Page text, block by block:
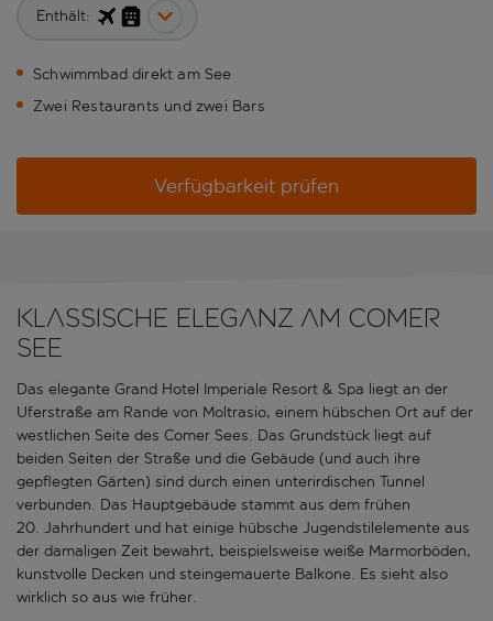
Enthält:
Schwimmbad direkt am See
Zwei Restaurants und zwei Bars
Verfügbarkeit prüfen
Klassische Eleganz am Comer
See
Das elegante Grand Hotel Imperiale Resort & Spa liegt an der
Uferstraße am Rande von Moltrasio, einem hübschen Ort auf der
westlichen Seite des Comer Sees. Das Grundstück liegt auf
beiden Seiten der Straße und die Gebäude (und auch ihre
gepflegten Gärten) sind durch einen unterirdischen Tunnel
verbunden. Das Hauptgebäude stammt aus dem frühen
20. Jahrhundert und hat einige hübsche Jugendstilelemente aus
der damaligen Zeit bewahrt, beispielsweise weiße Marmorböden,
kunstvolle Decken und steingemauerte Balkone. Es sieht also
wirklich so aus wie früher.